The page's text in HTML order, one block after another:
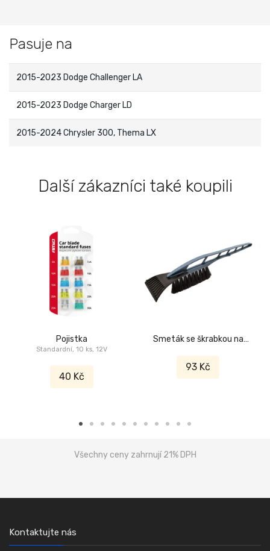
Pasuje na
2015-2023 Dodge Challenger LA
2015-2023 Dodge Charger LD
2015-2024 Chrysler 300, Thema LX
Další zákazníci také koupili
Pojistka
Standardní, 10 ks, 12V
40 Kč
Smeták se škrabkou na
93 Kč
Všechny ceny zahrnují 21% DPH
Kontaktujte nás